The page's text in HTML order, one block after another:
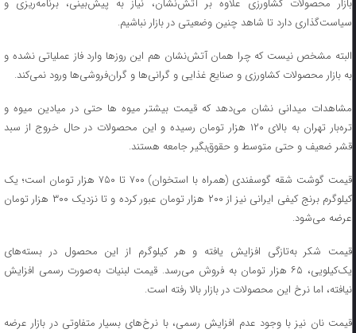
بازار محصولات کشاورزی علاوه بر آتش‌نشان، نیاز به پیش‌بینی، برنامه‌ریزی و
سیاست‌گذاری دارد تا شاهد چنین وضعیتی در بازار نباشیم.
البته مشخص نیست که چرا همان آتش‌نشان هم این روزها وارد فاز عملیاتی نشده و
به بازار محصولات کشاورزی و صنایع غذایی و گرانی‌ها و گران‌فروشی‌ها ورود نمی‌کند.
مشاهدات میدانی نشان می‌دهد که قیمت بیشتر میوه ها حتی در میادین میوه و
تره‌بار تهران به بالای ۱۲۰ هزار تومان رسیده و این محصولات در حال خروج از سبد
قشر ضعیف و حتی متوسط و حقوق‌بگیر جامعه هستند.
قیمت گوشت شقه گوسفندی (همراه با استخوان) ۷۰۰ تا ۷۵۰ هزار تومان است؛ یک
کیلوگرم برنج کیفی ایرانی نیز از ۲۰۰ هزار تومان عبور کرده و تا نزدیک ۳۰۰ هزار تومان
عرضه می‌شود.
قیمت شکر به‌تازگی افزایش یافته و هر کیلوگرم از این محصول در بسته‌های
یک‌کیلویی، ۶۵ هزار تومان به فروش می‌رسد. قیمت لبنیات به‌صورت رسمی افزایش
نیافته، اما نرخ این محصولات در بازار بالا رفته است.
قیمت نان نیز با وجود عدم افزایش رسمی، با نرخ‌های بسیار متفاوتی در بازار عرضه